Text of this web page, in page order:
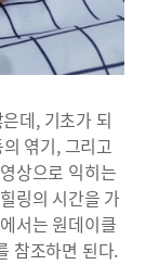
데, 기초가 되
엮기, 그리고
상으로 익히는
링의 시간을 가
서는 원데이클
참조하면 된다.